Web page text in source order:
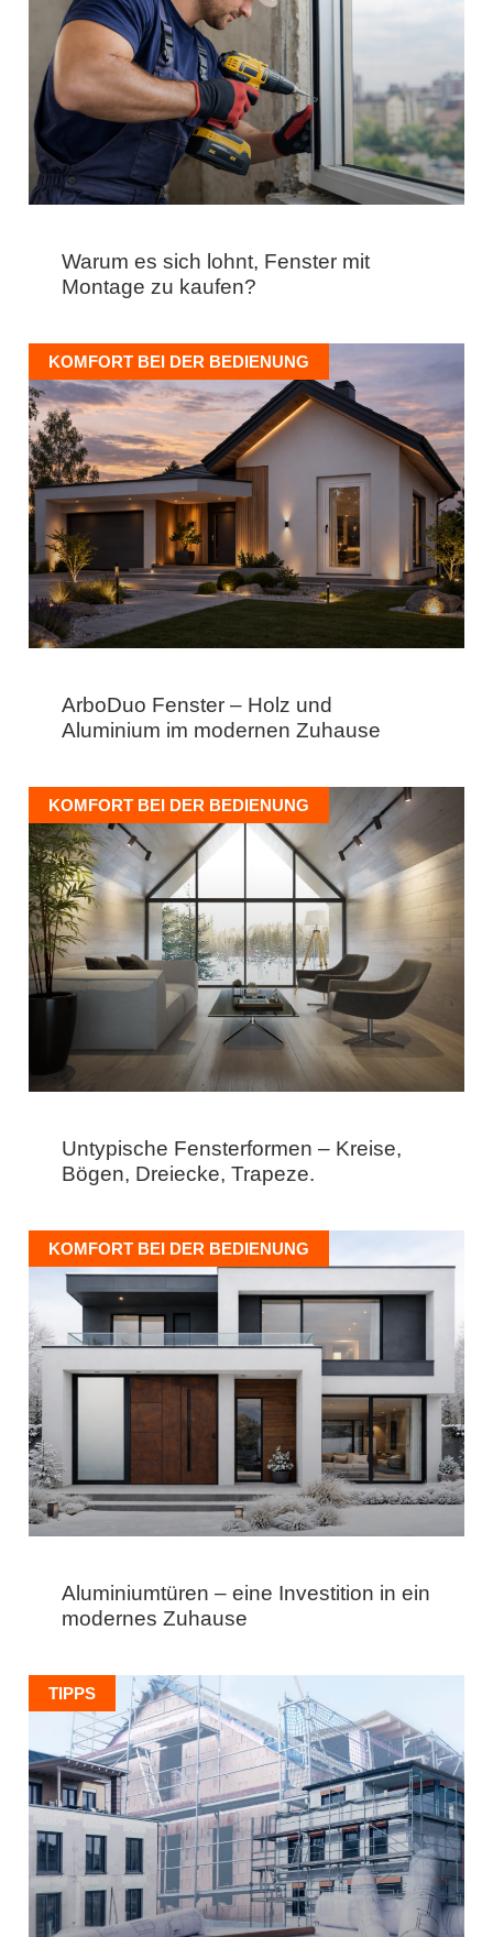
Warum es sich lohnt, Fenster mit
Montage zu kaufen?
KOMFORT BEI DER BEDIENUNG
ArboDuo Fenster – Holz und
Aluminium im modernen Zuhause
KOMFORT BEI DER BEDIENUNG
Untypische Fensterformen – Kreise,
Bögen, Dreiecke, Trapeze.
KOMFORT BEI DER BEDIENUNG
Aluminiumtüren – eine Investition in ein
modernes Zuhause
TIPPS